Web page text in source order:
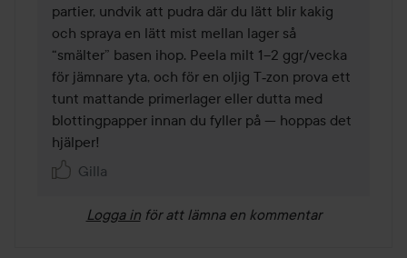
partier, undvik att pudra där du lätt blir kakig
och spraya en lätt mist mellan lager så
“smälter” basen ihop. Peela milt 1–2 ggr/vecka
för jämnare yta, och för en oljig T‑zon prova ett
tunt mattande primerlager eller dutta med
blottingpapper innan du fyller på — hoppas det
hjälper!
Gilla
Logga in för att lämna en kommentar